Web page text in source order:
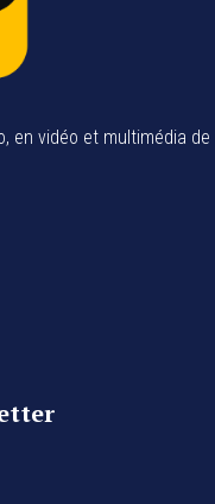
vidéo et multimédia